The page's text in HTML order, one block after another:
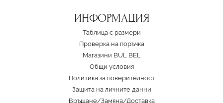
ИНФОРМАЦИЯ
Таблица с размери
Проверка на поръчка
Магазини BUL BEL
Oбщи условия
Политика за поверителност
Защита на личните данни
Връщане/Замяна/Доставка